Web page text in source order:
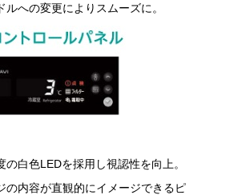
への変更によりスムーズに。
白色LEDを採用し視認性を向上。
の内容が直観的にイメージできるピ